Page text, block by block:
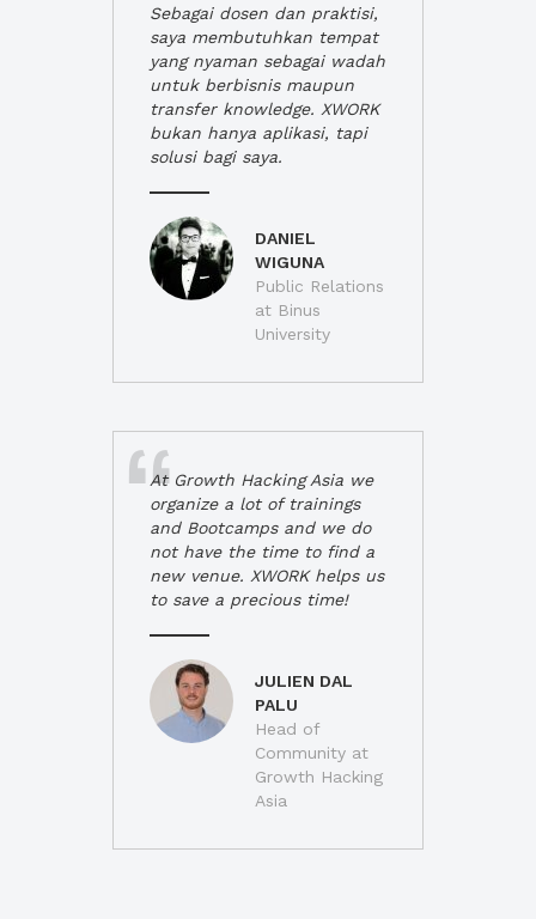
Sebagai dosen dan praktisi,
saya membutuhkan tempat
yang nyaman sebagai wadah
untuk berbisnis maupun
transfer knowledge. XWORK
bukan hanya aplikasi, tapi
solusi bagi saya.
DANIEL
WIGUNA
Public Relations
at Binus
University
At Growth Hacking Asia we
organize a lot of trainings
and Bootcamps and we do
not have the time to find a
new venue. XWORK helps us
to save a precious time!
JULIEN DAL
PALU
Head of
Community at
Growth Hacking
Asia